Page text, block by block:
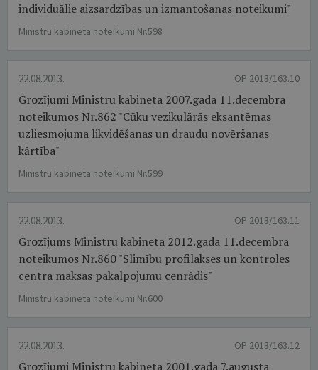
individuālie aizsardzības un izmantošanas noteikumi"
Ministru kabineta noteikumi Nr.598
22.08.2013. OP 2013/163.10
Grozījumi Ministru kabineta 2007.gada 11.decembra
noteikumos Nr.862 "Cūku vezikulārās eksantēmas
uzliesmojuma likvidēšanas un draudu novēršanas
kārtība"
Ministru kabineta noteikumi Nr.599
22.08.2013. OP 2013/163.11
Grozījums Ministru kabineta 2012.gada 11.decembra
noteikumos Nr.860 "Slimību profilakses un kontroles
centra maksas pakalpojumu cenrādis"
Ministru kabineta noteikumi Nr.600
22.08.2013. OP 2013/163.12
Grozījumi Ministru kabineta 2001.gada 7.augusta